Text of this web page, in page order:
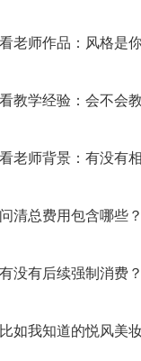
看老师作品：风格是
看教学经验：会不会
看老师背景：有没有
问清总费用包含哪些
有没有后续强制消费
比如我知道的悦风美